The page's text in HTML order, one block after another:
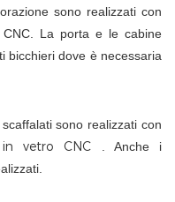
sono realizzati con
La porta e le cabine
bicchieri dove è necessaria
sono realizzati con
vetro CNC
. Anche i